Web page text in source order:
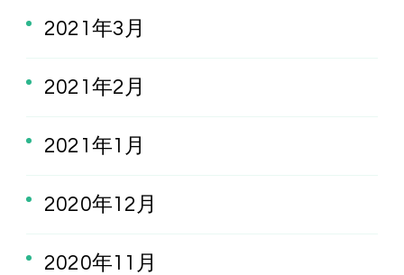
2021年3月
2021年2月
2021年1月
2020年12月
2020年11月